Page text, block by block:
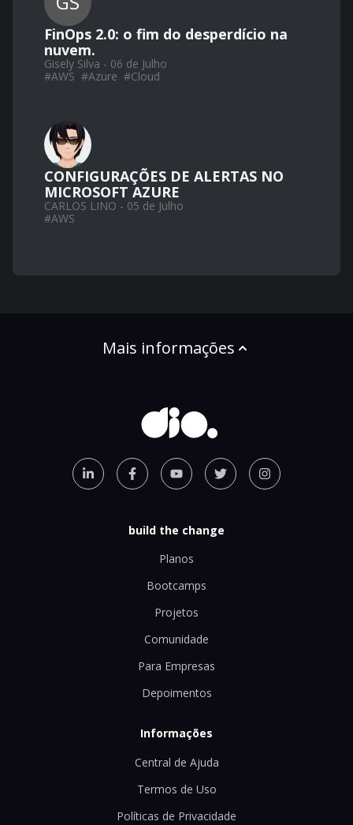
FinOps 2.0: o fim do desperdício na
nuvem.
Gisely Silva - 06 de Julho
#AWS #Azure #Cloud
CONFIGURAÇÕES DE ALERTAS NO
MICROSOFT AZURE
CARLOS LINO - 05 de Julho
#AWS
Mais informações
build the change
Planos
Bootcamps
Projetos
Comunidade
Para Empresas
Depoimentos
Informações
Central de Ajuda
Termos de Uso
Políticas de Privacidade